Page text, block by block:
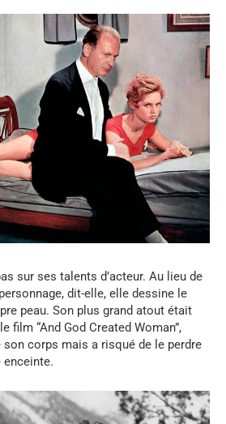
sur ses talents d’acteur. Au lieu de
dit-elle, elle dessine le
peau. Son plus grand atout était
film “And God Created Woman”,
son corps mais a risqué de le perdre
enceinte.